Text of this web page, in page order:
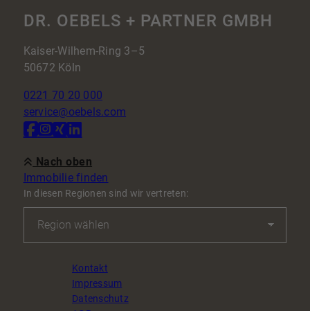
DR. OEBELS + PARTNER GMBH
Kaiser-Wilhem-Ring 3–5
50672 Köln
0221 70 20 000
service@oebels.com
In diesen Regionen sind wir vertreten:
Nach oben
Immobilie finden
Kontakt
Impressum
Datenschutz